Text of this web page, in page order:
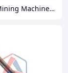
Yisheng Mining Machinery Almaty